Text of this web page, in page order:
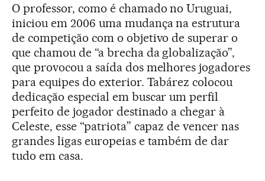
O professor, como é chamado no Uruguai,
iniciou em 2006 uma mudança na estrutura
de competição com o objetivo de superar o
que chamou de “a brecha da globalização”,
que provocou a saída dos melhores jogadores
para equipes do exterior. Tabárez colocou
dedicação especial em buscar um perfil
perfeito de jogador destinado a chegar à
Celeste, esse “patriota” capaz de vencer nas
grandes ligas europeias e também de dar
tudo em casa.